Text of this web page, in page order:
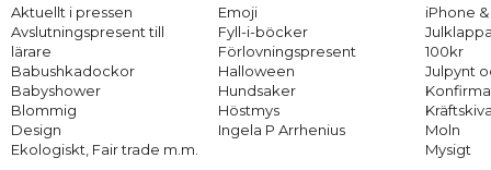
Aktuellt i pressen
Avslutningspresent till
lärare
Babushkadockor
Babyshower
Blommig
Design
Ekologiskt, Fair trade m.m.
Emoji
Fyll-i-böcker
Förlovningspresent
Halloween
Hundsaker
Höstmys
Ingela P Arrhenius
iPhone
100kr
Julpynt
Moln
Mysigt